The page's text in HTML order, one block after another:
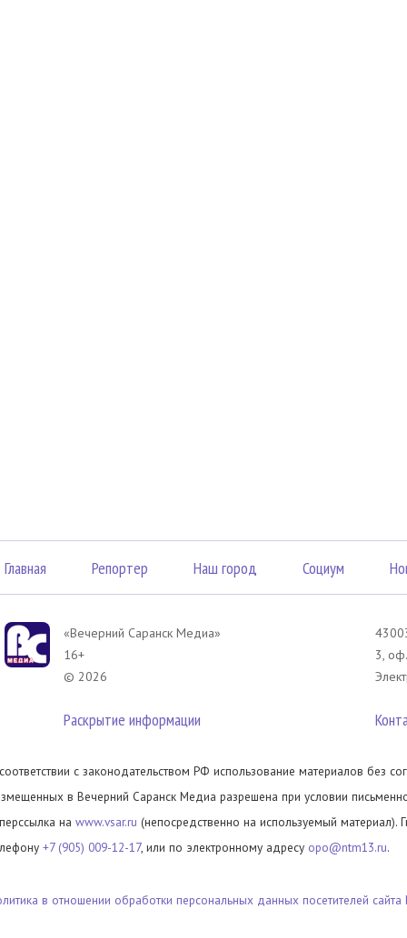
Главная Репортер Наш город Социум
«Вечерний Саранск Mедиа»
16+
© 2026
Раскрытие информации
3,
с законодательством РФ использование материалов без
в Вечерний Саранск Медиа разрешена при условии
на www.vsar.ru (непосредственно на используемый материал).
+7 (905) 009-12-17, или по электронному адресу opo@ntm13.ru.
в отношении обработки персональных данных посетителей